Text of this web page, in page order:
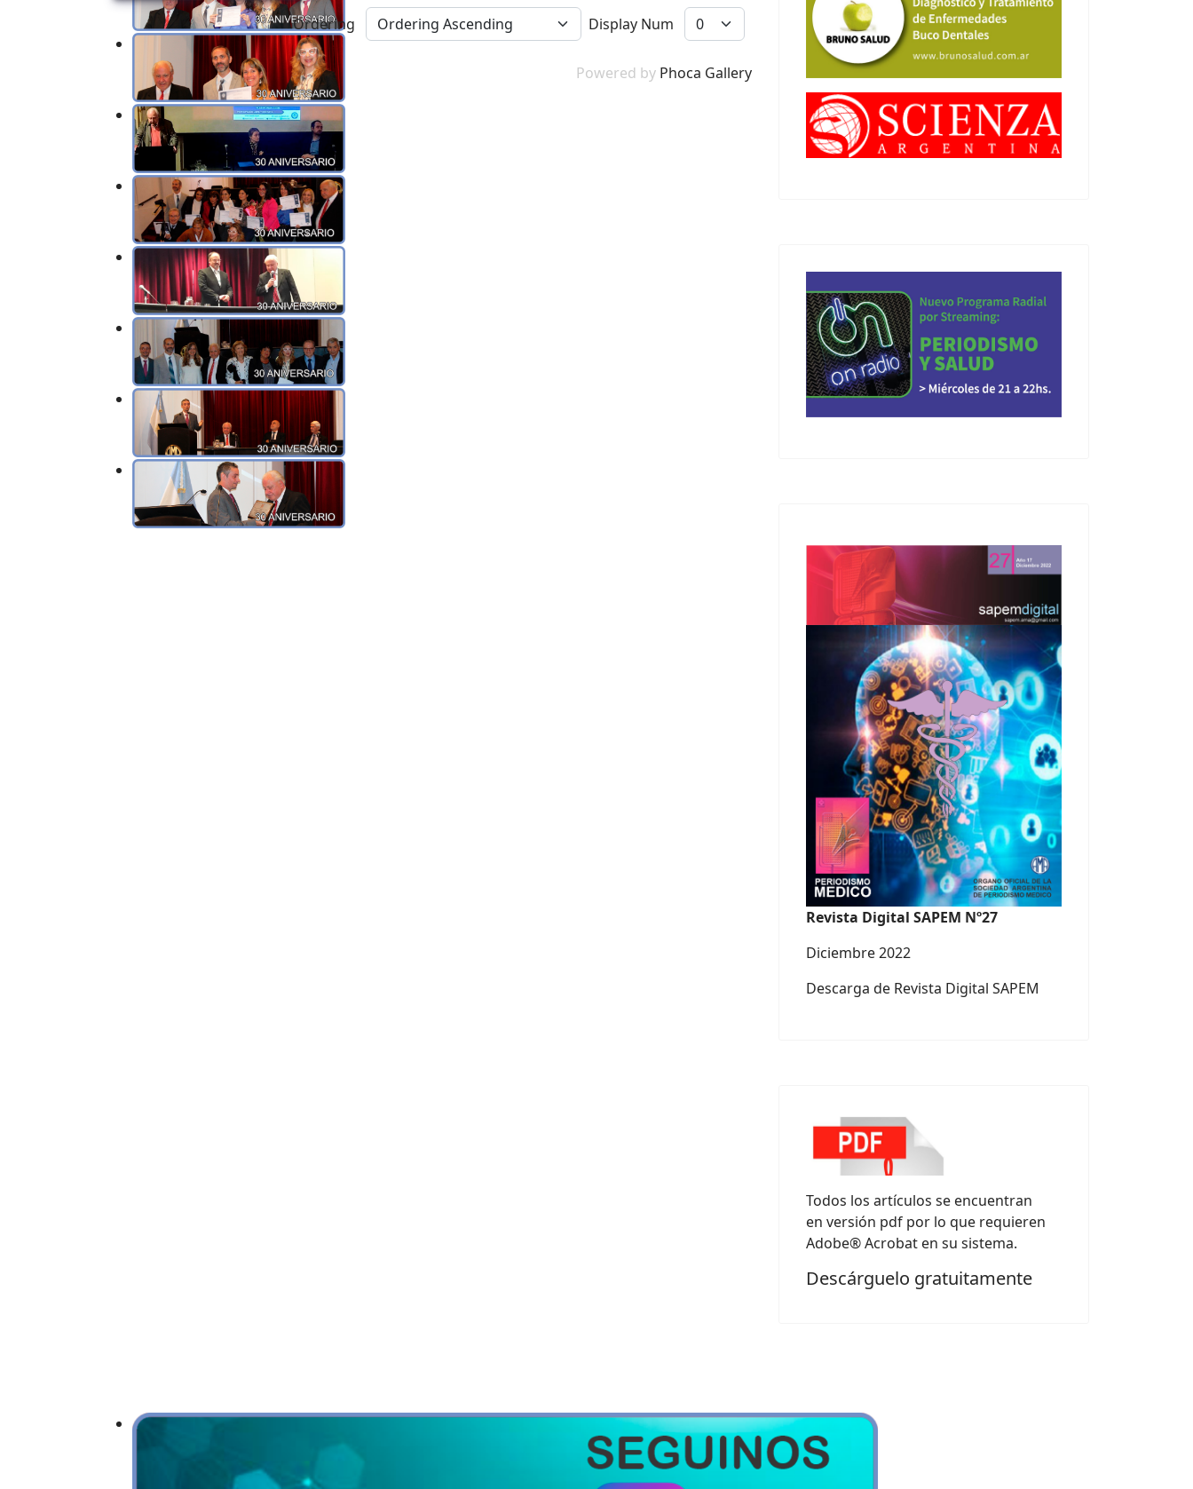
Ordering Display Num
Powered by Phoca Gallery
Revista Digital SAPEM Nº27
Diciembre 2022
Descarga de Revista Digital SAPEM
Todos los artículos se encuentran
en versión pdf por lo que requieren
Adobe® Acrobat en su sistema.
Descárguelo gratuitamente